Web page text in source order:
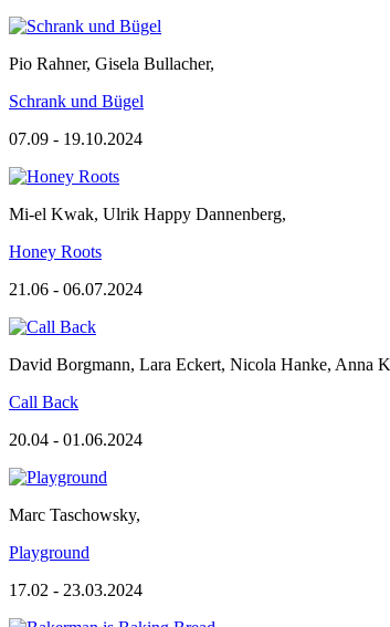
Pio Rahner, Gisela Bullacher,
Schrank und Bügel
07.09 - 19.10.2024
Mi-el Kwak, Ulrik Happy Dannenberg,
Honey Roots
21.06 - 06.07.2024
David Borgmann, Lara Eckert, Nicola Hanke, Anna
Call Back
20.04 - 01.06.2024
Marc Taschowsky,
Playground
17.02 - 23.03.2024